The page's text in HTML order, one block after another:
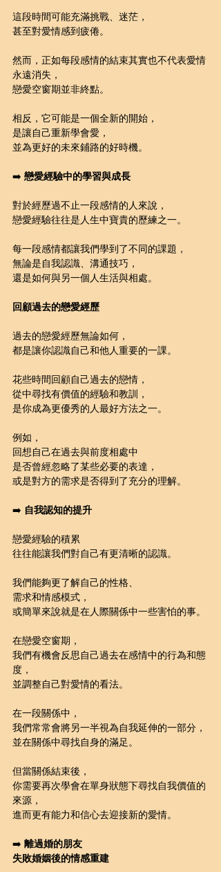
這段時間可能充滿挑戰、迷茫，
甚至對愛情感到疲倦。
然而，正如每段感情的結束其實也不代表愛情
永遠消失，
戀愛空窗期並非終點。
相反，它可能是一個全新的開始，
是讓自己重新學會愛，
並為更好的未來鋪路的好時機。
➡️ 戀愛經驗中的學習與成長
對於經歷過不止一段感情的人來說，
戀愛經驗往往是人生中寶貴的歷練之一。
每一段感情都讓我們學到了不同的課題，
無論是自我認識、溝通技巧，
還是如何與另一個人生活與相處。
回顧過去的戀愛經歷
過去的戀愛經歷無論如何，
都是讓你認識自己和他人重要的一課。
花些時間回顧自己過去的戀情，
從中尋找有價值的經驗和教訓，
是你成為更優秀的人最好方法之一。
例如，
回想自己在過去與前度相處中
是否曾經忽略了某些必要的表達，
或是對方的需求是否得到了充分的理解。
➡️ 自我認知的提升
戀愛經驗的積累
往往能讓我們對自己有更清晰的認識。
我們能夠更了解自己的性格、
需求和情感模式，
或簡單來說就是在人際關係中一些害怕的事。
在戀愛空窗期，
我們有機會反思自己過去在感情中的行為和態
度，
並調整自己對愛情的看法。
在一段關係中，
我們常常會將另一半視為自我延伸的一部分，
並在關係中尋找自身的滿足。
但當關係結束後，
你需要再次學會在單身狀態下尋找自我價值的
來源，
進而更有能力和信心去迎接新的愛情。
➡️ 離過婚的朋友
失敗婚姻後的情感重建